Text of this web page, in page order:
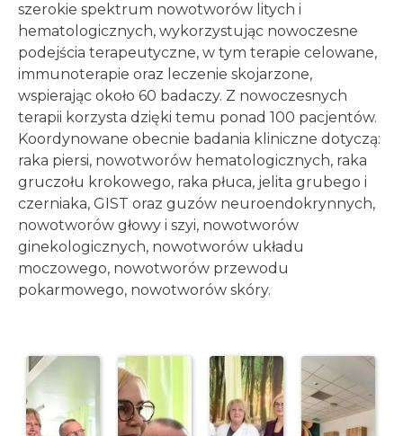
szerokie spektrum nowotworów litych i
hematologicznych, wykorzystując nowoczesne
podejścia terapeutyczne, w tym terapie celowane,
immunoterapie oraz leczenie skojarzone,
wspierając około 60 badaczy. Z nowoczesnych
terapii korzysta dzięki temu ponad 100 pacjentów.
Koordynowane obecnie badania kliniczne dotyczą:
raka piersi, nowotworów hematologicznych, raka
gruczołu krokowego, raka płuca, jelita grubego i
czerniaka, GIST oraz guzów neuroendokrynnych,
nowotworów głowy i szyi, nowotworów
ginekologicznych, nowotworów układu
moczowego, nowotworów przewodu
pokarmowego, nowotworów skóry.